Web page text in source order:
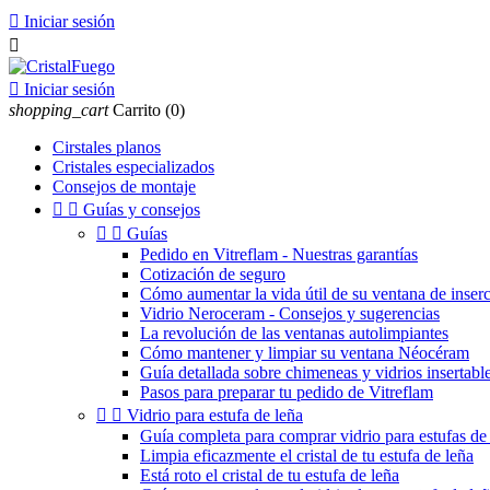
 Iniciar sesión

 Iniciar sesión
shopping_cart Carrito (0)
Cirstales planos
Cristales especializados
Consejos de montaje
  Guías y consejos
  Guías
Pedido en Vitreflam - Nuestras garantías
Cotización de seguro
Cómo aumentar la vida útil de su ventana de
Vidrio Neroceram - Consejos y sugerencias
La revolución de las ventanas autolimpiantes
Cómo mantener y limpiar su ventana Néocéram
Guía detallada sobre chimeneas y vidrios
Pasos para preparar tu pedido de Vitreflam
  Vidrio para estufa de leña
Guía completa para comprar vidrio para estufas de
Limpia eficazmente el cristal de tu estufa de leña
Está roto el cristal de tu estufa de leña